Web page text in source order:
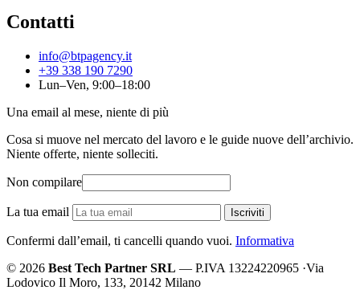
Contatti
info@btpagency.it
+39 338 190 7290
Lun–Ven, 9:00–18:00
Una email al mese, niente di più
Cosa si muove nel mercato del lavoro e le guide nuove dell’archivio.
Niente offerte, niente solleciti.
Non compilare
La tua email Iscriviti
Confermi dall’email, ti cancelli quando vuoi. Informativa
© 2026 Best Tech Partner SRL — P.IVA 13224220965 ·Via
Lodovico Il Moro, 133, 20142 Milano